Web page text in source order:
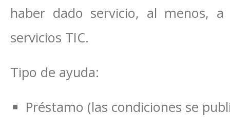
haber dado servicio, al menos,
servicios TIC.
Tipo de ayuda:
Préstamo (las condiciones se